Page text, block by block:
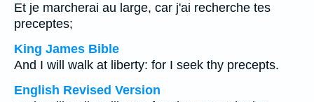
Et je marcherai au large, car j'ai recherche tes
preceptes;
King James Bible
And I will walk at liberty: for I seek thy precepts.
English Revised Version